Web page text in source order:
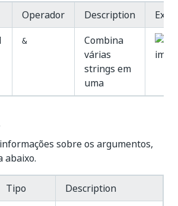
Operador Description
&
Combina
várias
strings em
uma
sobre os argumentos,
abaixo.
Tipo Description